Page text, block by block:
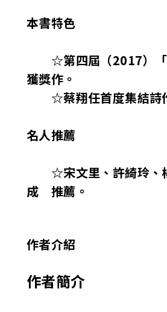
本書特色
☆第四屆（2017）「
獲獎作。
☆蔡翔任首度集結詩
名人推薦
☆宋文里、許綺玲、
成 推薦。
作者介紹
作者簡介